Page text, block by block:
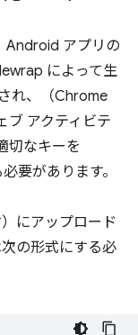
Android アプリの
によって生
れ、（Chrome
ブ アクティビテ
切なキーを
要があります。
）にアップロード
の形式にする必